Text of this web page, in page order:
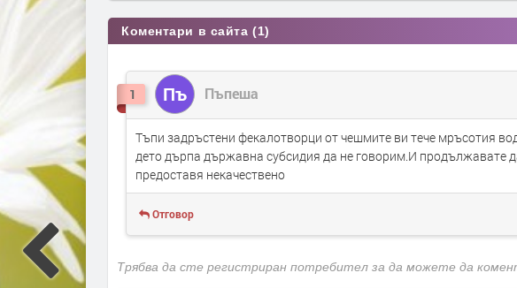
Коментари в сайта (1)
1 Пъ Пъпеша
Тъпи задръстени фекалотворци от чешмите ви тече мръсотия
дето дърпа държавна субсидия да не говорим.И продължавате
предоставя некачествено
Отговор
Трябва да сте регистриран потребител за да можете да